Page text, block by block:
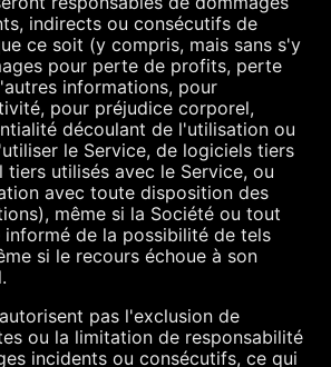
indirects ou consécutifs de
ce soit (y compris, mais sans s'y
pour perte de profits, perte
informations, pour
pour préjudice corporel,
découlant de l'utilisation ou
le Service, de logiciels tiers
utilisés avec le Service, ou
avec toute disposition des
même si la Société ou tout
informé de la possibilité de tels
si le recours échoue à son
pas l'exclusion de
ou la limitation de responsabilité
incidents ou consécutifs, ce qui